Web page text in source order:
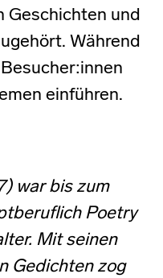
Geschichten und
Während
einführen.
war bis zum
Poetry
Mit seinen
Gedichten zog